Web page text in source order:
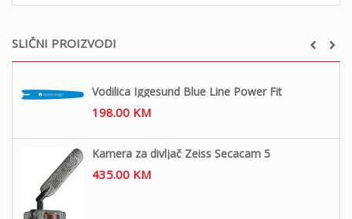
SLIČNI PROIZVODI
Vodilica Iggesund Blue Line Power Fit
198.00 KM
Kamera za divljač Zeiss Secacam 5
435.00 KM